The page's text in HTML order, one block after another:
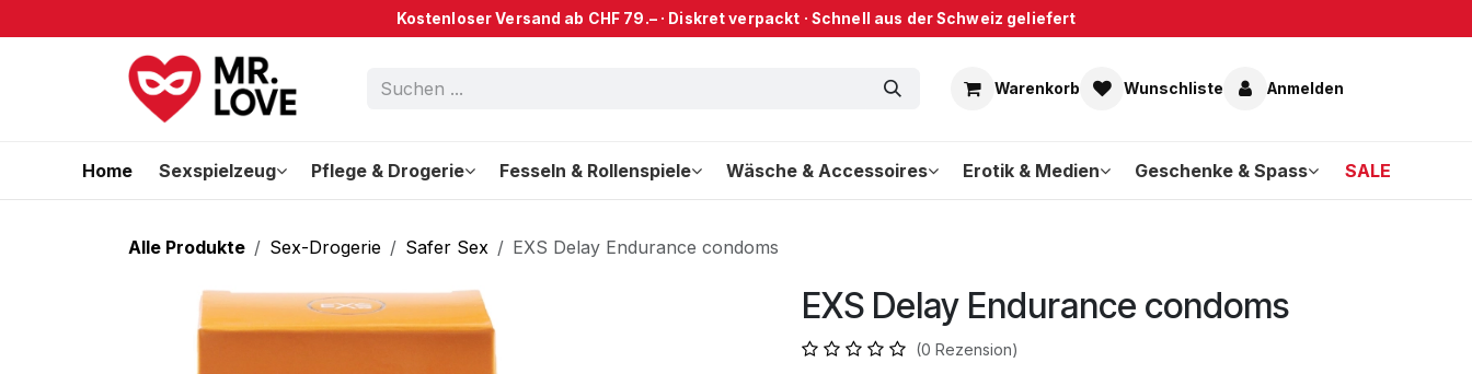
Kostenloser Versand ab CHF 79.– · Diskret verpackt · Schnell aus der Schweiz geliefert
Warenkorb Wunschliste Anmelden
Home Sexspielzeug Pflege & Drogerie Fesseln & Rollenspiele Wäsche & Accessoires Erotik & Medien Geschenke & Spass SALE
Alle Produkte Sex-Drogerie Safer Sex EXS Delay Endurance condoms
EXS Delay Endurance condoms
(0 Rezension)